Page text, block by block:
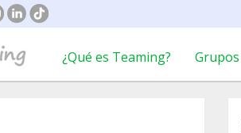
¿Qué es Teaming? Grupos